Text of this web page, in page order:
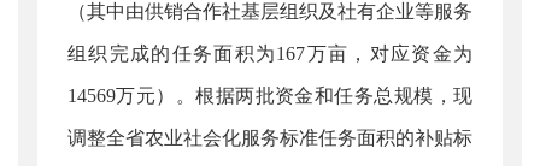
（其中由供销合作社基层组织及社有企业等服务
组织完成的任务面积为167万亩，对应资金为
14569万元）。根据两批资金和任务总规模，现
调整全省农业社会化服务标准任务面积的补贴标